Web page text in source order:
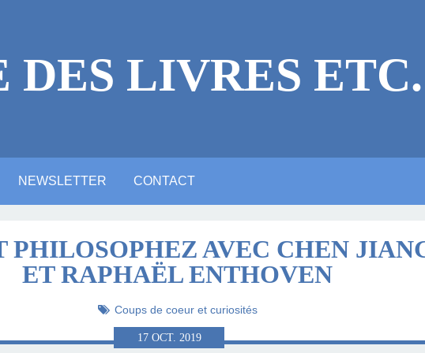
DES LIVRES ETC.
LITTÉRAIRE
NEWSLETTER CONTACT
AVEC CHEN
ET RAPHAËL ENTHOVEN
Coups de coeur et curiosités
17 OCT. 2019